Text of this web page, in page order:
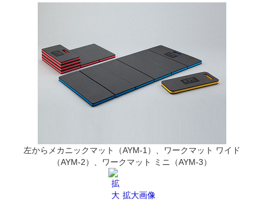
左からメカニックマット（AYM-1）、ワークマット ワイド
（AYM-2）、ワークマット ミニ（AYM-3）
拡大画像